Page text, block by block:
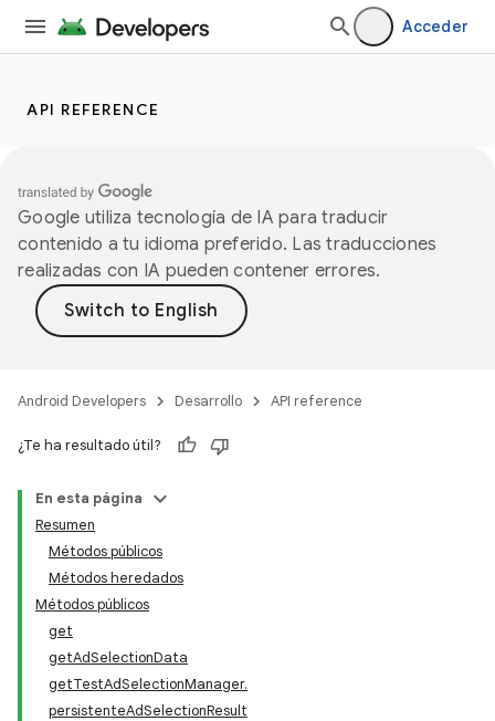
Acceder
API REFERENCE
Google utiliza tecnología de IA para traducir
contenido a tu idioma preferido. Las traducciones
realizadas con IA pueden contener errores.
Android Developers Desarrollo API reference
¿Te ha resultado útil?
En esta página
Resumen
Métodos públicos
Métodos heredados
Métodos públicos
get
getAdSelectionData
getTestAdSelectionManager.
persistenteAdSelectionResult